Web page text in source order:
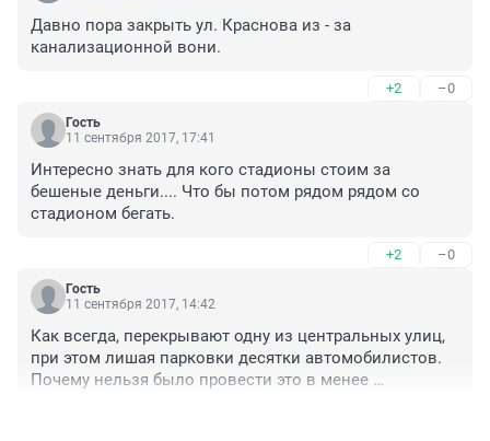
Давно пора закрыть ул. Краснова из - за
канализационной вони.
+2 –0
Гость
11 сентября 2017, 17:41
Интересно знать для кого стадионы стоим за
бешеные деньги.... Что бы потом рядом рядом со
стадионом бегать.
+2 –0
Гость
11 сентября 2017, 14:42
Как всегда, перекрывают одну из центральных улиц,
при этом лишая парковки десятки автомобилистов.
Почему нельзя было провести это в менее